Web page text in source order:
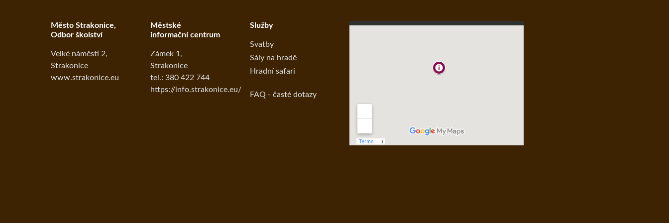
Město Strakonice,
Odbor školství
Velké náměstí 2,
Strakonice
www.strakonice.eu
Městské
informační centrum
Zámek 1,
Strakonice
tel.: 380 422 744
https://info.strakonice.eu/
Služby
Svatby
Sály na hradě
Hradní safari
FAQ - časté dotazy